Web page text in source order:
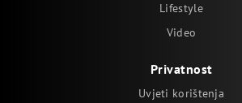
Lifestyle
Video
Privatnost
Uvjeti korištenja